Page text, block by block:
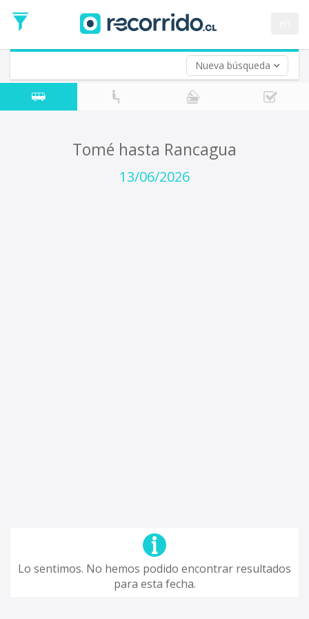
Nueva búsqueda
de
Ida
Vuelta (opcional)
Fecha
de
Tomé hasta Rancagua
13/06/2026
Lo sentimos. No hemos podido encontrar resultados
para esta fecha.